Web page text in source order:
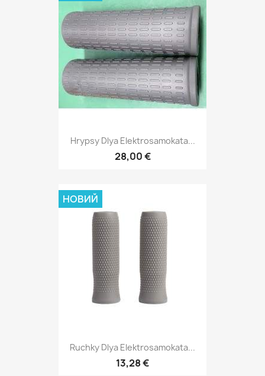
Hrypsy Dlya Elektrosamokata...
28,00 €
Ruchky Dlya Elektrosamokata...
13,28 €
НОВИЙ